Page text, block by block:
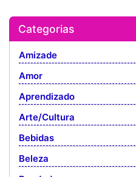
Categorias
Amizade
Amor
Aprendizado
Arte/Cultura
Bebidas
Beleza